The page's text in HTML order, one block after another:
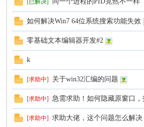
[已解决]
如何解决Win7 64位系统搜索功能失效
零基础文本编辑器开发#2
k
[求助中] 关于win32汇编的问题
[求助中] 急需求助！如何隐藏原窗口
[求助中] 求助大佬，这个问题怎么解决